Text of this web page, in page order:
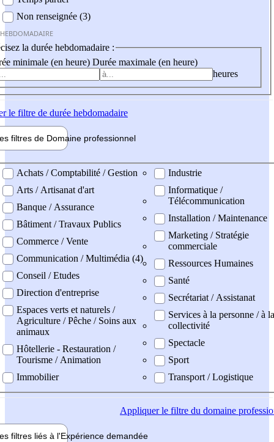
Non renseignée (3)
la durée hebdomadaire :
minimale (en heure) Durée maximale (en heure)
heures
le filtre de durée hebdomadaire
filtres de Domaine professionnel
professionel
Achats / Comptabilité / Gestion
Arts / Artisanat d'art
Banque / Assurance
Bâtiment / Travaux Publics
Commerce / Vente
Communication / Multimédia (4)
Conseil / Etudes
Direction d'entreprise
Espaces verts et naturels /
Agriculture / Pêche / Soins aux
animaux
Hôtellerie - Restauration /
Tourisme / Animation
Immobilier
Industrie
Informatique /
Télécommunication
Installation / Maintenance
Marketing / Stratégie
commerciale
Ressources Humaines
Santé
Secrétariat / Assistanat
Services à la personne / à la
collectivité
Spectacle
Sport
Transport / Logistique
Appliquerle filtre du domaine
filtres liés à l'Expérience demandée